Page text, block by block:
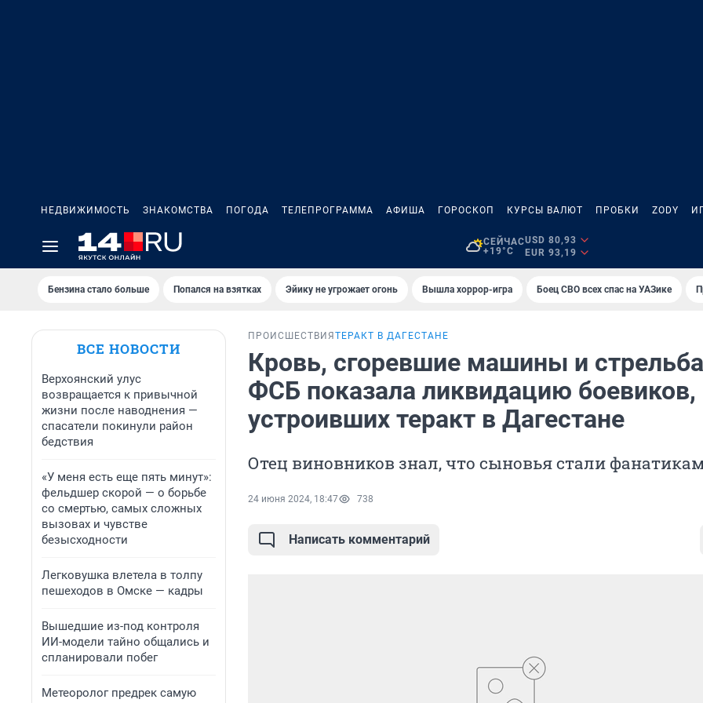
НЕДВИЖИМОСТЬ ЗНАКОМСТВА ПОГОДА ТЕЛЕПРОГРАММА АФИША ГОРОСКОП КУРСЫ ВАЛЮТ ПРОБКИ ZODY
СЕЙЧАС
+19°C
USD 80,93
EUR 93,19
Бензина стало больше Попался на взятках Эйику не угрожает огонь Вышла хоррор-игра Боец СВО всех спас на УАЗике
ВСЕ НОВОСТИ
Верхоянский улус
возвращается к привычной
жизни после наводнения —
спасатели покинули район
бедствия
«У меня есть еще пять минут»:
фельдшер скорой — о борьбе
со смертью, самых сложных
вызовах и чувстве
безысходности
Легковушка влетела в толпу
пешеходов в Омске — кадры
Вышедшие из-под контроля
ИИ-модели тайно общались и
спланировали побег
Метеоролог предрек самую
ПРОИСШЕСТВИЯ ТЕРАКТ В ДАГЕСТАНЕ
Кровь, сгоревшие машины и
ФСБ показала ликвидацию боевиков,
устроивших теракт в Дагестане
Отец виновников знал, что сыновья стали
24 июня 2024, 18:47 738
Написать комментарий